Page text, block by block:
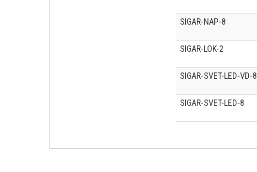
SIGAR-NAP-8
SIGAR-LOK-2
SIGAR-SVET-LED-VD-8
SIGAR-SVET-LED-8